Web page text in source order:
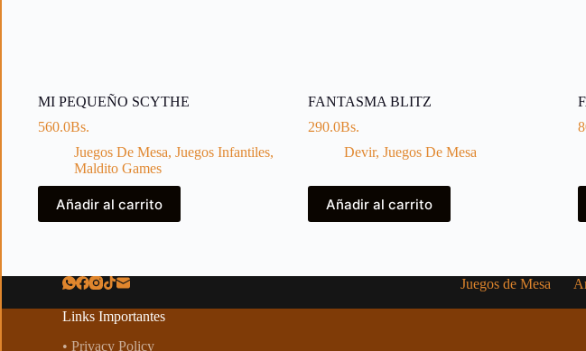
MI PEQUEÑO SCYTHE
560.0Bs.
Juegos De Mesa, Juegos Infantiles,
Maldito Games
Añadir al carrito
FANTASMA BLITZ
290.0Bs.
Devir, Juegos De Mesa
Añadir al carrito
Juegos de Mesa
Links Importantes
• Privacy Policy